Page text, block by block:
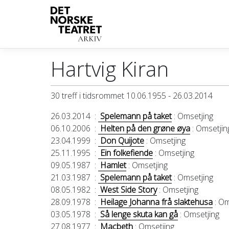
Hartvig Kiran
30 treff i tidsrommet 10.06.1955 - 26.03.2014
26.03.2014 : Spelemann på taket: Omsetjing
06.10.2006 : Helten på den grøne øya :
23.04.1999 : Don Quijote : Omsetjing
25.11.1995 : Ein folkefiende : Omsetjing
09.05.1987 : Hamlet: Omsetjing
21.03.1987 : Spelemann på taket: Omsetjing
08.05.1982 : West Side Story: Omsetjing
28.09.1978 : Heilage Johanna frå slaktehusa :
03.05.1978 : Så lenge skuta kan gå : Omsetjing
27.08.1977 : Macbeth : Omsetjing